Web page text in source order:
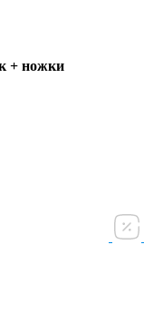
+ ножки